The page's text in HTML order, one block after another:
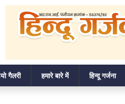
गैलरी हमारे बारे में हिन्दू गर्जना